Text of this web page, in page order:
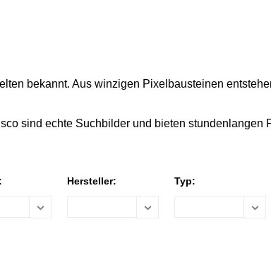
bekannt. Aus winzigen Pixelbausteinen
sind echte Suchbilder und bieten stundenlangen
Hersteller: Typ: